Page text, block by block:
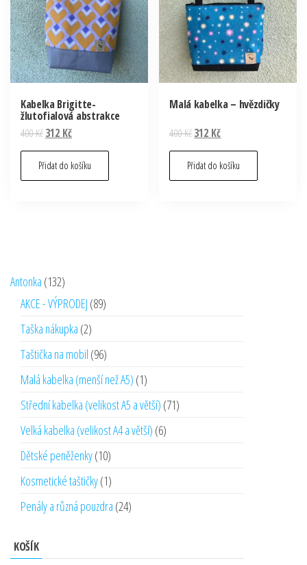
Kabelka Brigitte-
žlutofialová abstrakce
400KčOriginal
price
was:
400 Kč.
312 KčCurrent
price
is:
312 Kč.
Přidat do košíku
Malá kabelka – hvězdičky
400KčOriginal
price
was:
400 Kč.
312 KčCurrent
price
is:
312 Kč.
Přidat do košíku
Antonka 132132
produktů
AKCE - VÝPRODEJ 8989
Taška nákupka 22
produkty
Taštička na mobil 9696
produktů
Malá kabelka (menší než A5) 11
produkt
Střední kabelka (velikost A5 a větší) 7171
Velká kabelka (velikost A4 a větší) 66
Dětské peněženky 1010
produktů
Kosmetické taštičky 11
produkt
Penály a různá pouzdra 2424
KOŠÍK